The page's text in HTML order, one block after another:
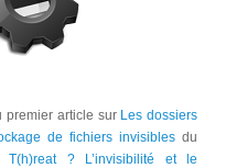
premier article sur Les dossiers
de fichiers invisibles du
T(h)reat ? L’invisibilité et le